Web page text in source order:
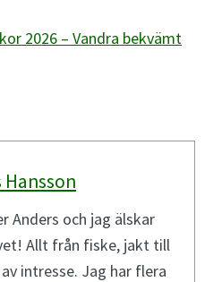
2026 – Vandra bekvämt
Anders och jag älskar
Allt från fiske, jakt till
intresse. Jag har flera